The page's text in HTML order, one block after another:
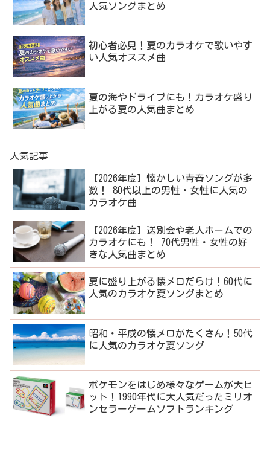
人気ソングまとめ
初心者必見！夏のカラオケで歌いやす
い人気オススメ曲
夏の海やドライブにも！カラオケ盛り
上がる夏の人気曲まとめ
人気記事
【2026年度】懐かしい青春ソングが多
数！ 80代以上の男性・女性に人気の
カラオケ曲
【2026年度】送別会や老人ホームでの
カラオケにも！ 70代男性・女性の好
きな人気曲まとめ
夏に盛り上がる懐メロだらけ！60代に
人気のカラオケ夏ソングまとめ
昭和・平成の懐メロがたくさん！50代
に人気のカラオケ夏ソング
ポケモンをはじめ様々なゲームが大ヒ
ット！1990年代に大人気だったミリオ
ンセラーゲームソフトランキング